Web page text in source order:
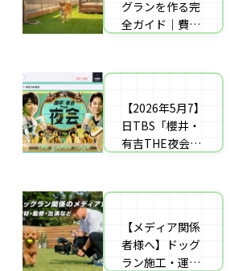
グランを作る完
全ガイド｜費用
【エリア対応】
【2026年5月7】
日TBS「櫻井・
有吉THE夜会」
さんのご実家の
を施工
【メディア関係
者様へ】ドッグ
ラン施工・運営
をDIY！初心者
でもプロ級に仕
アル
自宅の庭にドッ
グラン計画の完
全ガイド：DIY
デメリット）を